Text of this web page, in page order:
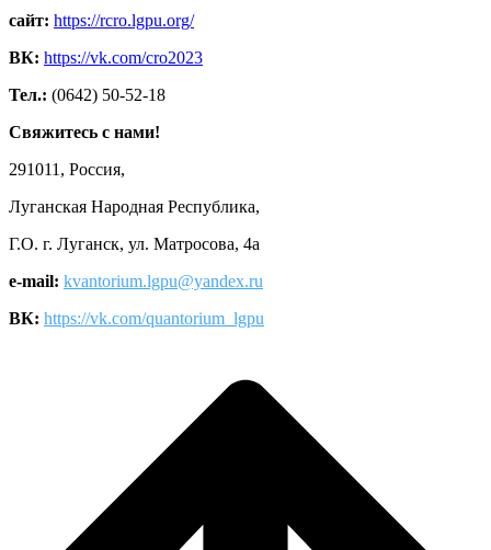
сайт: https://rcro.lgpu.org/
ВК: https://vk.com/cro2023
Тел.: (0642) 50-52-18
Свяжитесь с нами!
291011, Россия,
Луганская Народная Республика,
Г.О. г. Луганск, ул. Матросова, 4а
e-mail: kvantorium.lgpu@yandex.ru
ВК: https://vk.com/quantorium_lgpu